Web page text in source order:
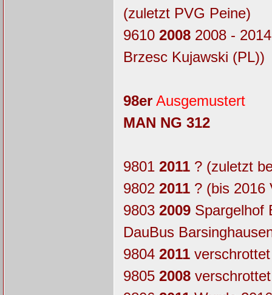
(zuletzt PVG Peine)
9610 20082008 -
Brzesc Kujawski (PL))
98er Ausgemustert
MAN NG 312
9801 2011? (zuletzt
9802 2011? (bis 2016
9803 2009Spargelhof
DauBus
9804 2011
9805 2008